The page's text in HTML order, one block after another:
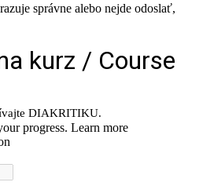
správne alebo nejde odoslať,